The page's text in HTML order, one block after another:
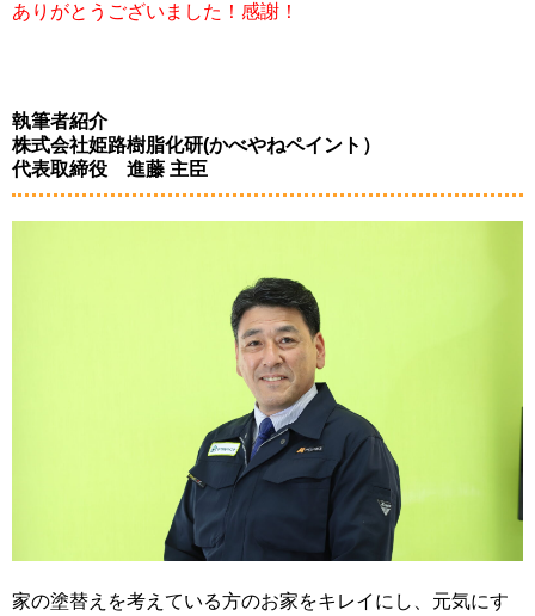
ありがとうございました！感謝！
執筆者紹介
株式会社姫路樹脂化研(かべやねペイント）
代表取締役 進藤 主臣
家の塗替えを考えている方のお家をキレイにし、元気にす